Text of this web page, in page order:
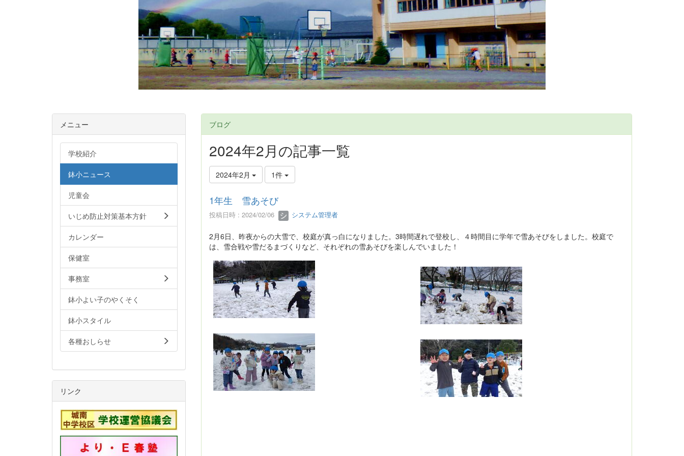
ブログ
2024年2月の記事一覧
2024年2月 1件
1年生 雪あそび
投稿日時 : 2024/02/06 システム管理者
2月6日、昨夜からの大雪で、校庭が真っ白になりました。3時間遅れで登校し、４時間目に学年で雪あそびをしました。校庭で
は、雪合戦や雪だるまづくりなど、それぞれの雪あそびを楽しんでいました！
メニュー
学校紹介
鉢小ニュース
児童会
いじめ防止対策基本方針
カレンダー
保健室
事務室
鉢小よい子のやくそく
鉢小スタイル
各種おしらせ
リンク